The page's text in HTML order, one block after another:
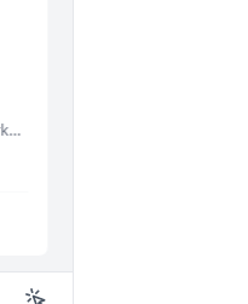
Embers Call Center & Marketing